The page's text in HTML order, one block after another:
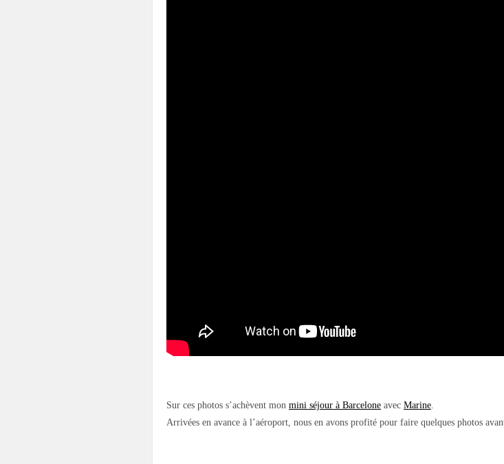
Sur ces photos s’achèvent mon mini séjour à Barcelone avec Marine
Arrivées en avance à l’aéroport, nous en avons profité pour faire quelques photos